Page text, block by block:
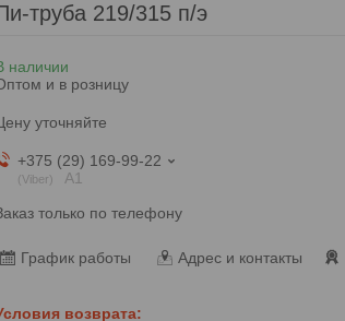
труба 219/315 п/э
наличии
и в розницу
уточняйте
+375 (29) 169-99-22
Viber
А1
только по телефону
График работы Адрес и контакты